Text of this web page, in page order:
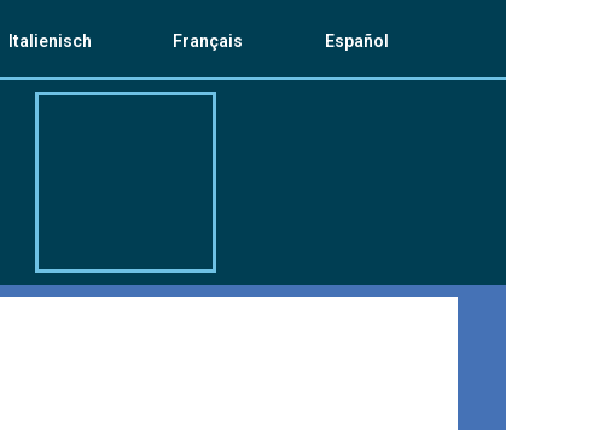
Italienisch Français Español